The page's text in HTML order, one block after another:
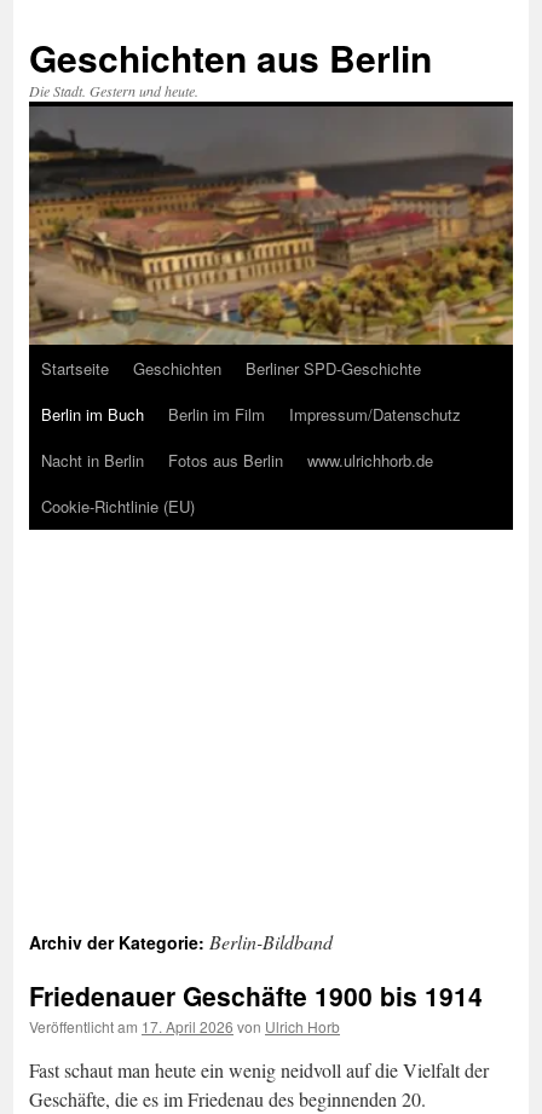
springen
Geschichten aus Berlin
Die Stadt. Gestern und heute.
Startseite Geschichten
Berliner SPD-Geschichte
Berlin im Buch
Berlin im Film
Impressum/Datenschutz
Nacht in Berlin
Fotos aus Berlin
www.ulrichhorb.de
Cookie-Richtlinie (EU)
Archiv der Kategorie: Berlin-Bildband
Friedenauer Geschäfte 1900 bis 1914
Veröffentlicht am 17. April 2026 von Ulrich Horb
Fast schaut man heute ein wenig neidvoll auf die Vielfalt der
Geschäfte, die es im Friedenau des beginnenden 20.